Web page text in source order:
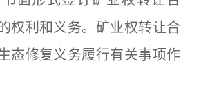
权利和义务。矿业权转让合
态修复义务履行有关事项作